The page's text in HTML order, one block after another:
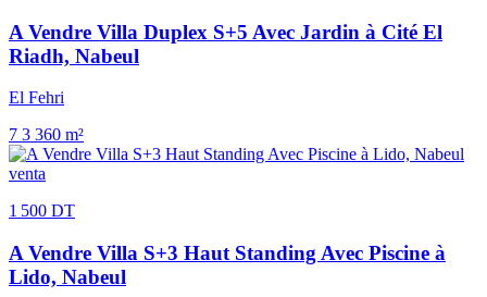
A Vendre Villa Duplex S+5 Avec Jardin à Cité El
Riadh, Nabeul
El Fehri
7 3 360 m²
venta
1 500 DT
A Vendre Villa S+3 Haut Standing Avec Piscine à
Lido, Nabeul